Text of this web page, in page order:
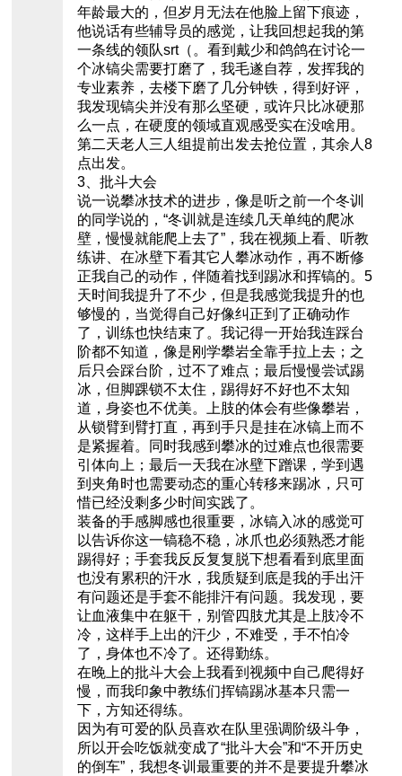
年龄最大的，但岁月无法在他脸上留下痕迹，
他说话有些辅导员的感觉，让我回想起我的第
一条线的领队srt（。看到戴少和鸽鸽在讨论一
个冰镐尖需要打磨了，我毛遂自荐，发挥我的
专业素养，去楼下磨了几分钟铁，得到好评，
我发现镐尖并没有那么坚硬，或许只比冰硬那
么一点，在硬度的领域直观感受实在没啥用。
第二天老人三人组提前出发去抢位置，其余人8
点出发。
3、批斗大会
说一说攀冰技术的进步，像是听之前一个冬训
的同学说的，“冬训就是连续几天单纯的爬冰
壁，慢慢就能爬上去了”，我在视频上看、听教
练讲、在冰壁下看其它人攀冰动作，再不断修
正我自己的动作，伴随着找到踢冰和挥镐的。5
天时间我提升了不少，但是我感觉我提升的也
够慢的，当觉得自己好像纠正到了正确动作
了，训练也快结束了。我记得一开始我连踩台
阶都不知道，像是刚学攀岩全靠手拉上去；之
后只会踩台阶，过不了难点；最后慢慢尝试踢
冰，但脚踝锁不太住，踢得好不好也不太知
道，身姿也不优美。上肢的体会有些像攀岩，
从锁臂到臂打直，再到手只是挂在冰镐上而不
是紧握着。同时我感到攀冰的过难点也很需要
引体向上；最后一天我在冰壁下蹭课，学到遇
到夹角时也需要动态的重心转移来踢冰，只可
惜已经没剩多少时间实践了。
装备的手感脚感也很重要，冰镐入冰的感觉可
以告诉你这一镐稳不稳，冰爪也必须熟悉才能
踢得好；手套我反反复复脱下想看看到底里面
也没有累积的汗水，我质疑到底是我的手出汗
有问题还是手套不能排汗有问题。我发现，要
让血液集中在躯干，别管四肢尤其是上肢冷不
冷，这样手上出的汗少，不难受，手不怕冷
了，身体也不冷了。还得勤练。
在晚上的批斗大会上我看到视频中自己爬得好
慢，而我印象中教练们挥镐踢冰基本只需一
下，方知还得练。
因为有可爱的队员喜欢在队里强调阶级斗争，
所以开会吃饭就变成了“批斗大会”和“不开历史
的倒车”，我想冬训最重要的并不是要提升攀冰